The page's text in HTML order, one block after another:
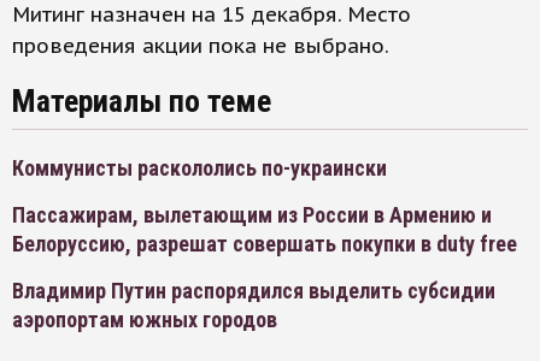
Митинг назначен на 15 декабря. Место
проведения акции пока не выбрано.
Материалы по теме
Коммунисты раскололись по-украински
Пассажирам, вылетающим из России в Армению и
Белоруссию, разрешат совершать покупки в duty free
Владимир Путин распорядился выделить субсидии
аэропортам южных городов